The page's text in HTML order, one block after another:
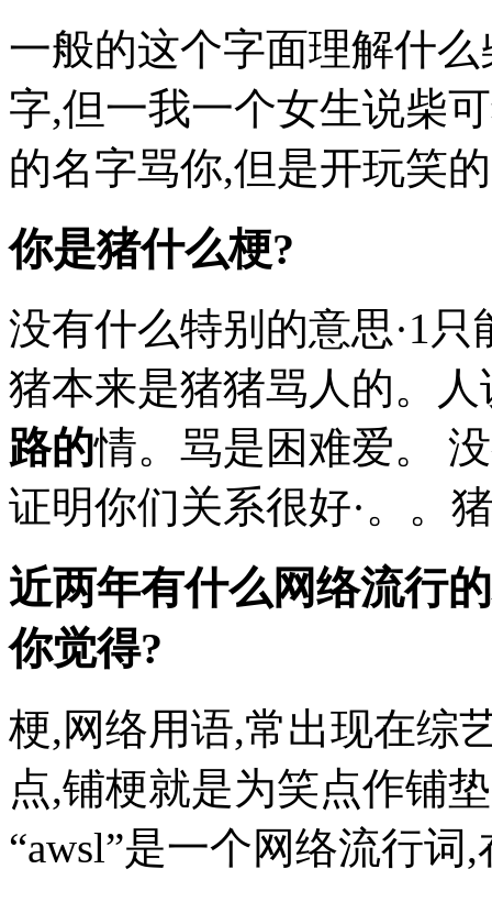
一般的这个字面理解什
字,但一我一个女生说柴
的名字骂你,但是开玩笑
你是猪什么梗?
没有什么特别的意思·1
猪本来是猪猪骂人的。
路的情。骂是困难爱。
证明你们关系很好·。。
近两年有什么网络流行
你觉得?
梗,网络用语,常出现在综
点,铺梗就是为笑点作铺
“awsl”是一个网络流行词